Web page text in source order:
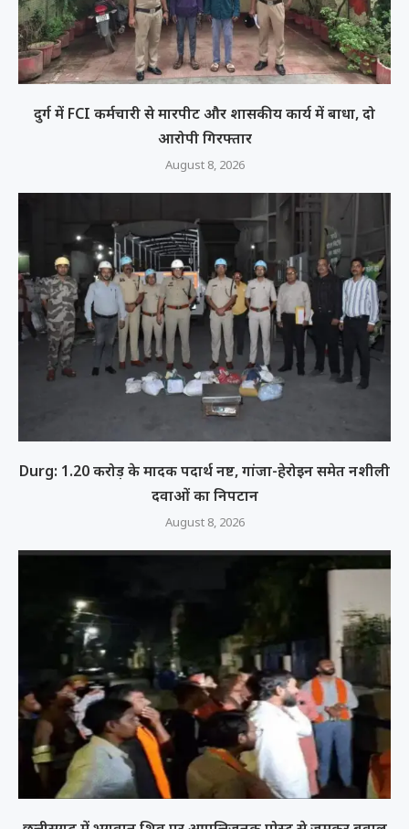
दुर्ग में FCI कर्मचारी से मारपीट और शासकीय कार्य में बाधा, दो
आरोपी गिरफ्तार
August 8, 2026
Durg: 1.20 करोड़ के मादक पदार्थ नष्ट, गांजा-हेरोइन समेत नशीली
दवाओं का निपटान
August 8, 2026